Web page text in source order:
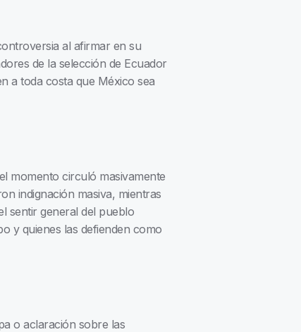
al afirmar en su
de la selección de Ecuador
a toda costa que México sea
momento circuló masivamente
indignación masiva, mientras
sentir general del pueblo
y quienes las defienden como
o aclaración sobre las